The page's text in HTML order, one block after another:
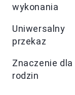
wykonania
Uniwersalny
przekaz
Znaczenie dla
rodzin